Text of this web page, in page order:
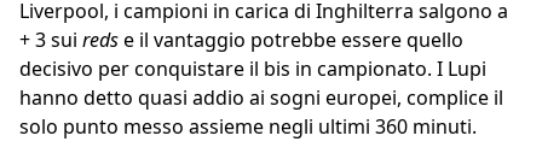
Liverpool, i campioni in carica di Inghilterra salgono a
+ 3 sui redse il vantaggio potrebbe essere quello
decisivo per conquistare il bis in campionato. I Lupi
hanno detto quasi addio ai sogni europei, complice il
solo punto messo assieme negli ultimi 360 minuti.